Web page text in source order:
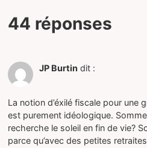
44 réponses
JP Burtin dit :
La notion d’éxilé fiscale pour une
est purement idéologique.
recherche le soleil en fin de vie?
parce qu’avec des petites